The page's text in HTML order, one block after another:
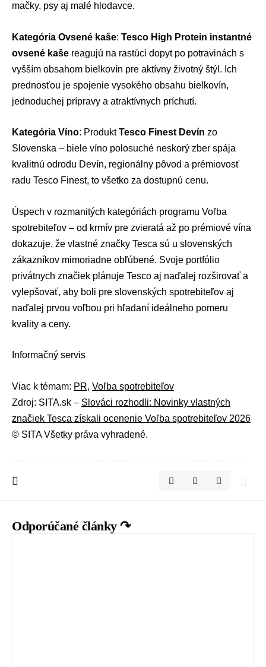
mačky, psy aj malé hlodavce.
Kategória Ovsené kaše: Tesco High Protein instantné
ovsené kaše reagujú na rastúci dopyt po potravinách s
vyšším obsahom bielkovín pre aktívny životný štýl. Ich
prednosťou je spojenie vysokého obsahu bielkovín,
jednoduchej prípravy a atraktívnych príchutí.
Kategória Víno: ProduktTesco Finest Devín zo
Slovenska – biele víno polosuché neskorý zber spája
kvalitnú odrodu Devín, regionálny pôvod a prémiovosť
radu Tesco Finest, to všetko za dostupnú cenu.
Úspech v rozmanitých kategóriách programu Voľba
spotrebiteľov – od krmív pre zvieratá až po prémiové vína
dokazuje, že vlastné značky Tesca sú u slovenských
zákazníkov mimoriadne obľúbené. Svoje portfólio
privátnych značiek plánuje Tesco aj naďalej rozširovať a
vylepšovať, aby boli pre slovenských spotrebiteľov aj
naďalej prvou voľbou pri hľadaní ideálneho pomeru
kvality a ceny.
Informačný servis
Viac k témam: PR, Voľba spotrebiteľov
Zdroj: SITA.sk – Slováci rozhodli: Novinky vlastných
značiek Tesca získali ocenenie Voľba spotrebiteľov 2026
© SITA Všetky práva vyhradené.
Odporúčané články ↷